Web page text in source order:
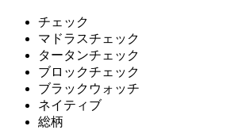
チェック
マドラスチェック
タータンチェック
ブロックチェック
ブラックウォッチ
ネイティブ
総柄